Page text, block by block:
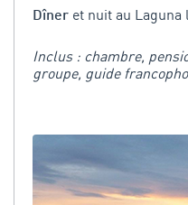
Dîner et nuit au Laguna
Inclus : chambre,
groupe, guide